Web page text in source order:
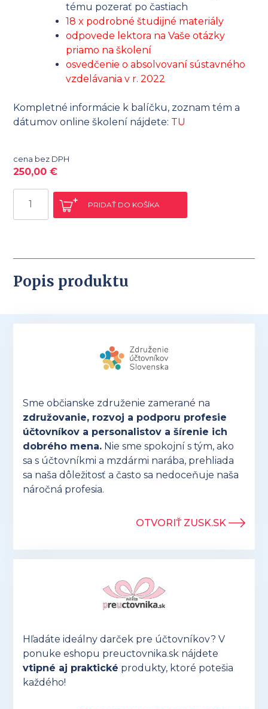
tému pozerať po častiach
18 x podrobné študijné materiály
odpovede lektora na Vaše otázky
priamo na školení
osvedčenie o absolvovaní sústavného
vzdelávania v r. 2022
Kompletné informácie k balíčku, zoznam tém a
dátumov online školení nájdete: TU
cena bez DPH
250,00€
množstvo
Ročný
balík
PRIDAŤ DO KOŠÍKA
Popis produktu
Sme občianske združenie zamerané na
združovanie, rozvoj a podporu profesie
účtovníkov a personalistov a šírenie ich
dobrého mena. Nie sme spokojní s tým, ako
sa s účtovníkmi a mzdármi narába, prehliada
sa naša dôležitosť a často sa nedoceňuje naša
náročná profesia.
OTVORIŤ ZUSK.SK
Hľadáte ideálny darček pre účtovníkov? V
ponuke eshopu preuctovnika.sk nájdete
vtipné aj praktické produkty, ktoré potešia
každého!